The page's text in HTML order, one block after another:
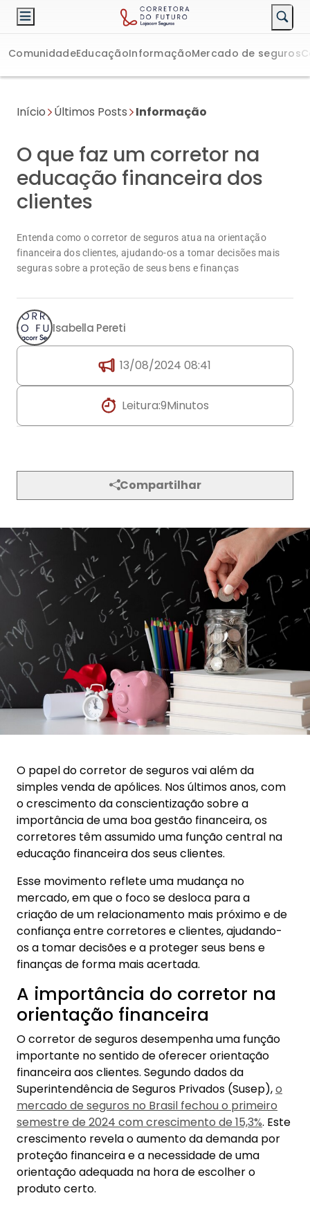
ComunidadeEducaçãoInformaçãoMercado de seguros
Início Últimos Posts Informação
O que faz um corretor na
educação financeira dos
clientes
Entenda como o corretor de seguros atua na orientação
financeira dos clientes, ajudando-os a tomar decisões mais
seguras sobre a proteção de seus bens e finanças
Isabella Pereti
13/08/2024 08:41
Leitura:9Minutos
Compartilhar
O papel do corretor de seguros vai além da
simples venda de apólices. Nos últimos anos, com
o crescimento da conscientização sobre a
importância de uma boa gestão financeira, os
corretores têm assumido uma função central na
educação financeira dos seus clientes.
Esse movimento reflete uma mudança no
mercado, em que o foco se desloca para a
criação de um relacionamento mais próximo e de
confiança entre corretores e clientes, ajudando-
os a tomar decisões e a proteger seus bens e
finanças de forma mais acertada.
A importância do corretor na
orientação financeira
O corretor de seguros desempenha uma função
importante no sentido de oferecer orientação
financeira aos clientes. Segundo dados da
Superintendência de Seguros Privados (Susep),o
mercado de seguros no Brasil fechou o primeiro
semestre de 2024 com crescimento de 15,3%. Este
crescimento revela o aumento da demanda por
proteção financeira e a necessidade de uma
orientação adequada na hora de escolher o
produto certo.